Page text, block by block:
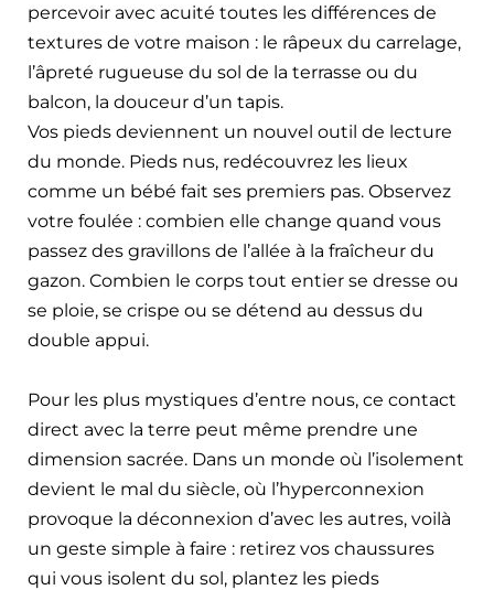
percevoir avec acuité toutes les différences de
textures de votre maison : le râpeux du carrelage,
l’âpreté rugueuse du sol de la terrasse ou du
balcon, la douceur d’un tapis.
Vos pieds deviennent un nouvel outil de lecture
du monde. Pieds nus, redécouvrez les lieux
comme un bébé fait ses premiers pas. Observez
votre foulée : combien elle change quand vous
passez des gravillons de l’allée à la fraîcheur du
gazon. Combien le corps tout entier se dresse ou
se ploie, se crispe ou se détend au dessus du
double appui.
Pour les plus mystiques d’entre nous, ce contact
direct avec la terre peut même prendre une
dimension sacrée. Dans un monde où l’isolement
devient le mal du siècle, où l’hyperconnexion
provoque la déconnexion d’avec les autres, voilà
un geste simple à faire : retirez vos chaussures
qui vous isolent du sol, plantez les pieds